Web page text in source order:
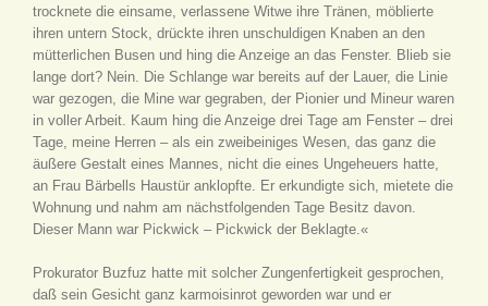
trocknete die einsame, verlassene Witwe ihre Tränen, möblierte
ihren untern Stock, drückte ihren unschuldigen Knaben an den
mütterlichen Busen und hing die Anzeige an das Fenster. Blieb sie
lange dort? Nein. Die Schlange war bereits auf der Lauer, die Linie
war gezogen, die Mine war gegraben, der Pionier und Mineur waren
in voller Arbeit. Kaum hing die Anzeige drei Tage am Fenster – drei
Tage, meine Herren – als ein zweibeiniges Wesen, das ganz die
äußere Gestalt eines Mannes, nicht die eines Ungeheuers hatte,
an Frau Bärbells Haustür anklopfte. Er erkundigte sich, mietete die
Wohnung und nahm am nächstfolgenden Tage Besitz davon.
Dieser Mann war Pickwick – Pickwick der Beklagte.«
Prokurator Buzfuz hatte mit solcher Zungenfertigkeit gesprochen,
daß sein Gesicht ganz karmoisinrot geworden war und er